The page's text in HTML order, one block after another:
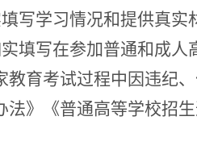
写学习情况和提供真实
填写在参加普通和成人
育考试过程中因违纪
》《普通高等学校招